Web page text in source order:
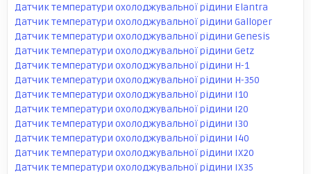
Датчик температури охолоджувальної рідини Elantra
Датчик температури охолоджувальної рідини Galloper
Датчик температури охолоджувальної рідини Genesis
Датчик температури охолоджувальної рідини Getz
Датчик температури охолоджувальної рідини H-1
Датчик температури охолоджувальної рідини H-350
Датчик температури охолоджувальної рідини I10
Датчик температури охолоджувальної рідини I20
Датчик температури охолоджувальної рідини I30
Датчик температури охолоджувальної рідини I40
Датчик температури охолоджувальної рідини IX20
Датчик температури охолоджувальної рідини IX35